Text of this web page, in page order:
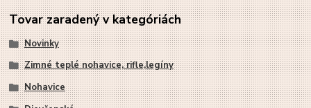
Tovar zaradený v kategóriách
Novinky
Zimné teplé nohavice, rifle,legíny
Nohavice